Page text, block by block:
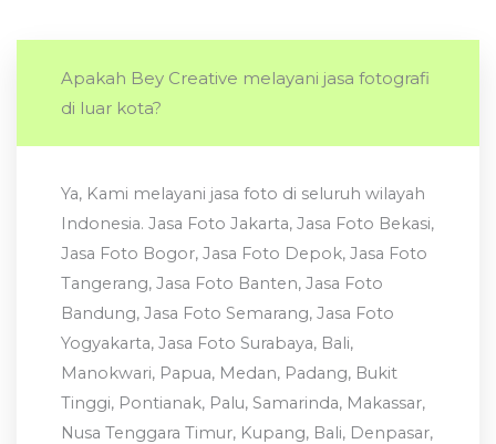
Apakah Bey Creative melayani jasa fotografi
di luar kota?
Ya, Kami melayani jasa foto di seluruh wilayah
Indonesia. Jasa Foto Jakarta, Jasa Foto Bekasi,
Jasa Foto Bogor, Jasa Foto Depok, Jasa Foto
Tangerang, Jasa Foto Banten, Jasa Foto
Bandung, Jasa Foto Semarang, Jasa Foto
Yogyakarta, Jasa Foto Surabaya, Bali,
Manokwari, Papua, Medan, Padang, Bukit
Tinggi, Pontianak, Palu, Samarinda, Makassar,
Nusa Tenggara Timur, Kupang, Bali, Denpasar,